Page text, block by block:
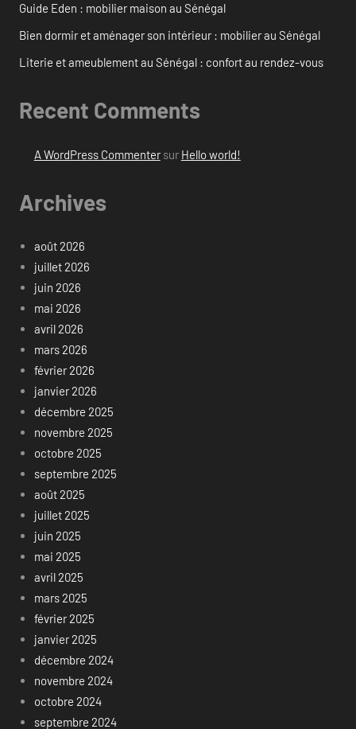
Guide Eden : mobilier maison au Sénégal
Bien dormir et aménager son intérieur : mobilier au Sénégal
Literie et ameublement au Sénégal : confort au rendez-vous
Recent Comments
A WordPress Commentersur Hello world!
Archives
août 2026
juillet 2026
juin 2026
mai 2026
avril 2026
mars 2026
février 2026
janvier 2026
décembre 2025
novembre 2025
octobre 2025
septembre 2025
août 2025
juillet 2025
juin 2025
mai 2025
avril 2025
mars 2025
février 2025
janvier 2025
décembre 2024
novembre 2024
octobre 2024
septembre 2024